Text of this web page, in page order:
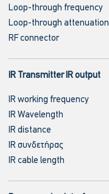
Loop-through frequency
Loop-through attenuation
RF connector
IR Transmitter IR output
IR working frequency
IR Wavelength
IR distance
IR συνδετήρας
IR cable length